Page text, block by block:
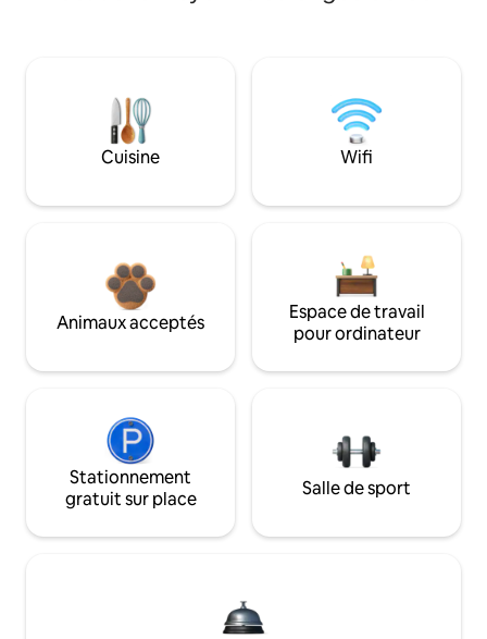
Cuisine Wifi
Animaux acceptés
Espace de travail
pour ordinateur
Stationnement
gratuit sur place
Salle de sport